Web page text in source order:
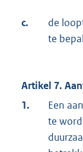
c.
de
te
Artikel 7.
1.
Een
te